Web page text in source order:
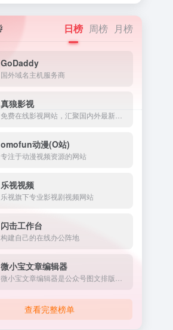
日榜 周榜 月榜
GoDaddy
国外域名主机服务商
真狼影视
omofun动漫(O站)
专注于动漫视频资源的网站
乐视视频
乐视旗下专业影视剧视频网站
闪击工作台
构建自己的在线办公阵地
微小宝文章编辑器
查看完整榜单